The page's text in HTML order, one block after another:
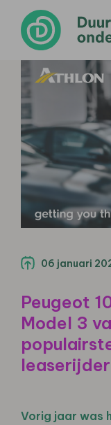
06 januari
Peugeot
Model 3
Vorig jaar was